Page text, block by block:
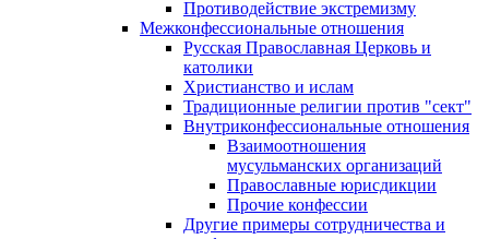
Противодействие экстремизму
Межконфессиональные отношения
Русская Православная Церковь и
католики
Христианство и ислам
Традиционные религии против "сект"
Внутриконфессиональные отношения
Взаимоотношения
мусульманских организаций
Православные юрисдикции
Прочие конфессии
Другие примеры сотрудничества и